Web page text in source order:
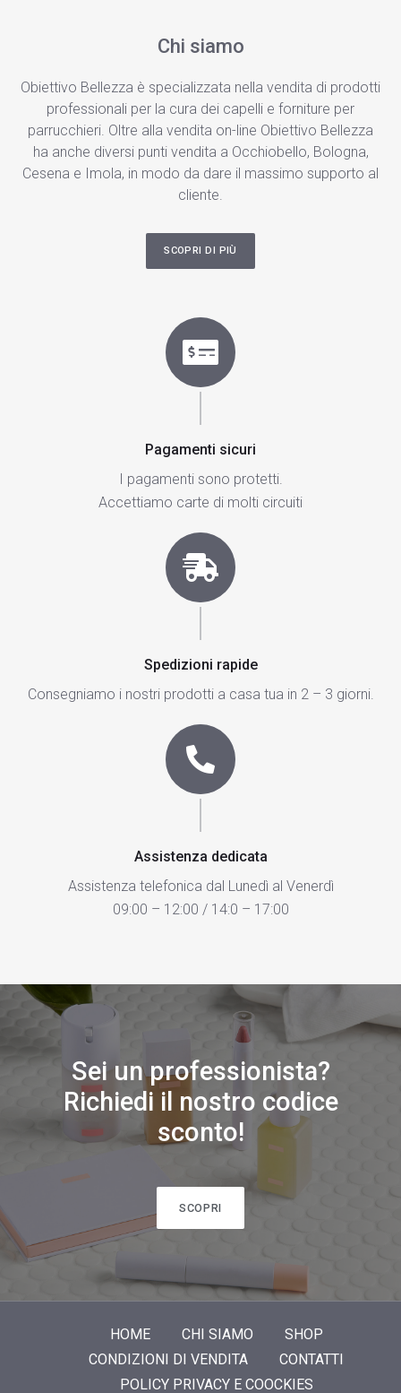
Chi siamo
Obiettivo Bellezza è specializzata nella vendita di prodotti
professionali per la cura dei capelli e forniture per
parrucchieri. Oltre alla vendita on-line Obiettivo Bellezza
ha anche diversi punti vendita a Occhiobello, Bologna,
Cesena e Imola, in modo da dare il massimo supporto al
cliente.
SCOPRI DI PIÙ
Pagamenti sicuri
I pagamenti sono protetti.
Accettiamo carte di molti circuiti
Spedizioni rapide
Consegniamo i nostri prodotti a casa tua in 2 – 3 giorni.
Assistenza dedicata
Assistenza telefonica dal Lunedì al Venerdì
09:00 – 12:00 / 14:0 – 17:00
Sei un professionista?
Richiedi il nostro codice
sconto!
SCOPRI
HOME CHI SIAMO
SHOP
CONDIZIONI DI VENDITA
CONTATTI
POLICY PRIVACY E COOCKIES